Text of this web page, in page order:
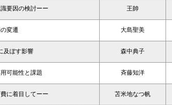
要因の検討ーー 王帥
変遷 大島聖美
及ぼす影響 森中典子
可能性と課題 斉藤知洋
に着目してーー 苫米地なつ帆